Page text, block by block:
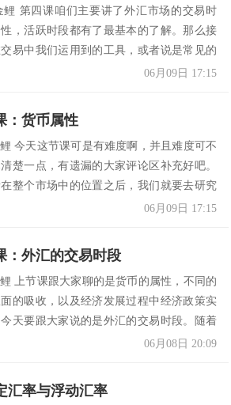
第四课咱们主要讲了外汇市场的交易时
，活跃时段都有了最基本的了解。那么接
易中我们运用到的工具，或者说是常见的
06月09日 17:15
：货币属性
今天这节课可是有难度啊，并且难度可不
楚一点，有遗漏的大家评论区补充好吧。
整个市场中的位置之后，我们就要去研究
06月09日 17:15
：外汇的交易时段
上节课跟大家聊的是货币的属性，不同的
的吸收，以及经济发展过程中经济政策实
天要跟大家说的是外汇的交易时段。随着
06月08日 20:09
汇率与浮动汇率